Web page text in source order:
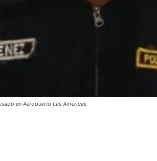
en Aeropuerto Las Américas